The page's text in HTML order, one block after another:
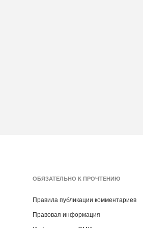
ОБЯЗАТЕЛЬНО К ПРОЧТЕНИЮ
Правила публикации комментариев
Правовая информация